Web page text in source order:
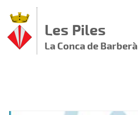
Les Piles
La Conca de Barberà